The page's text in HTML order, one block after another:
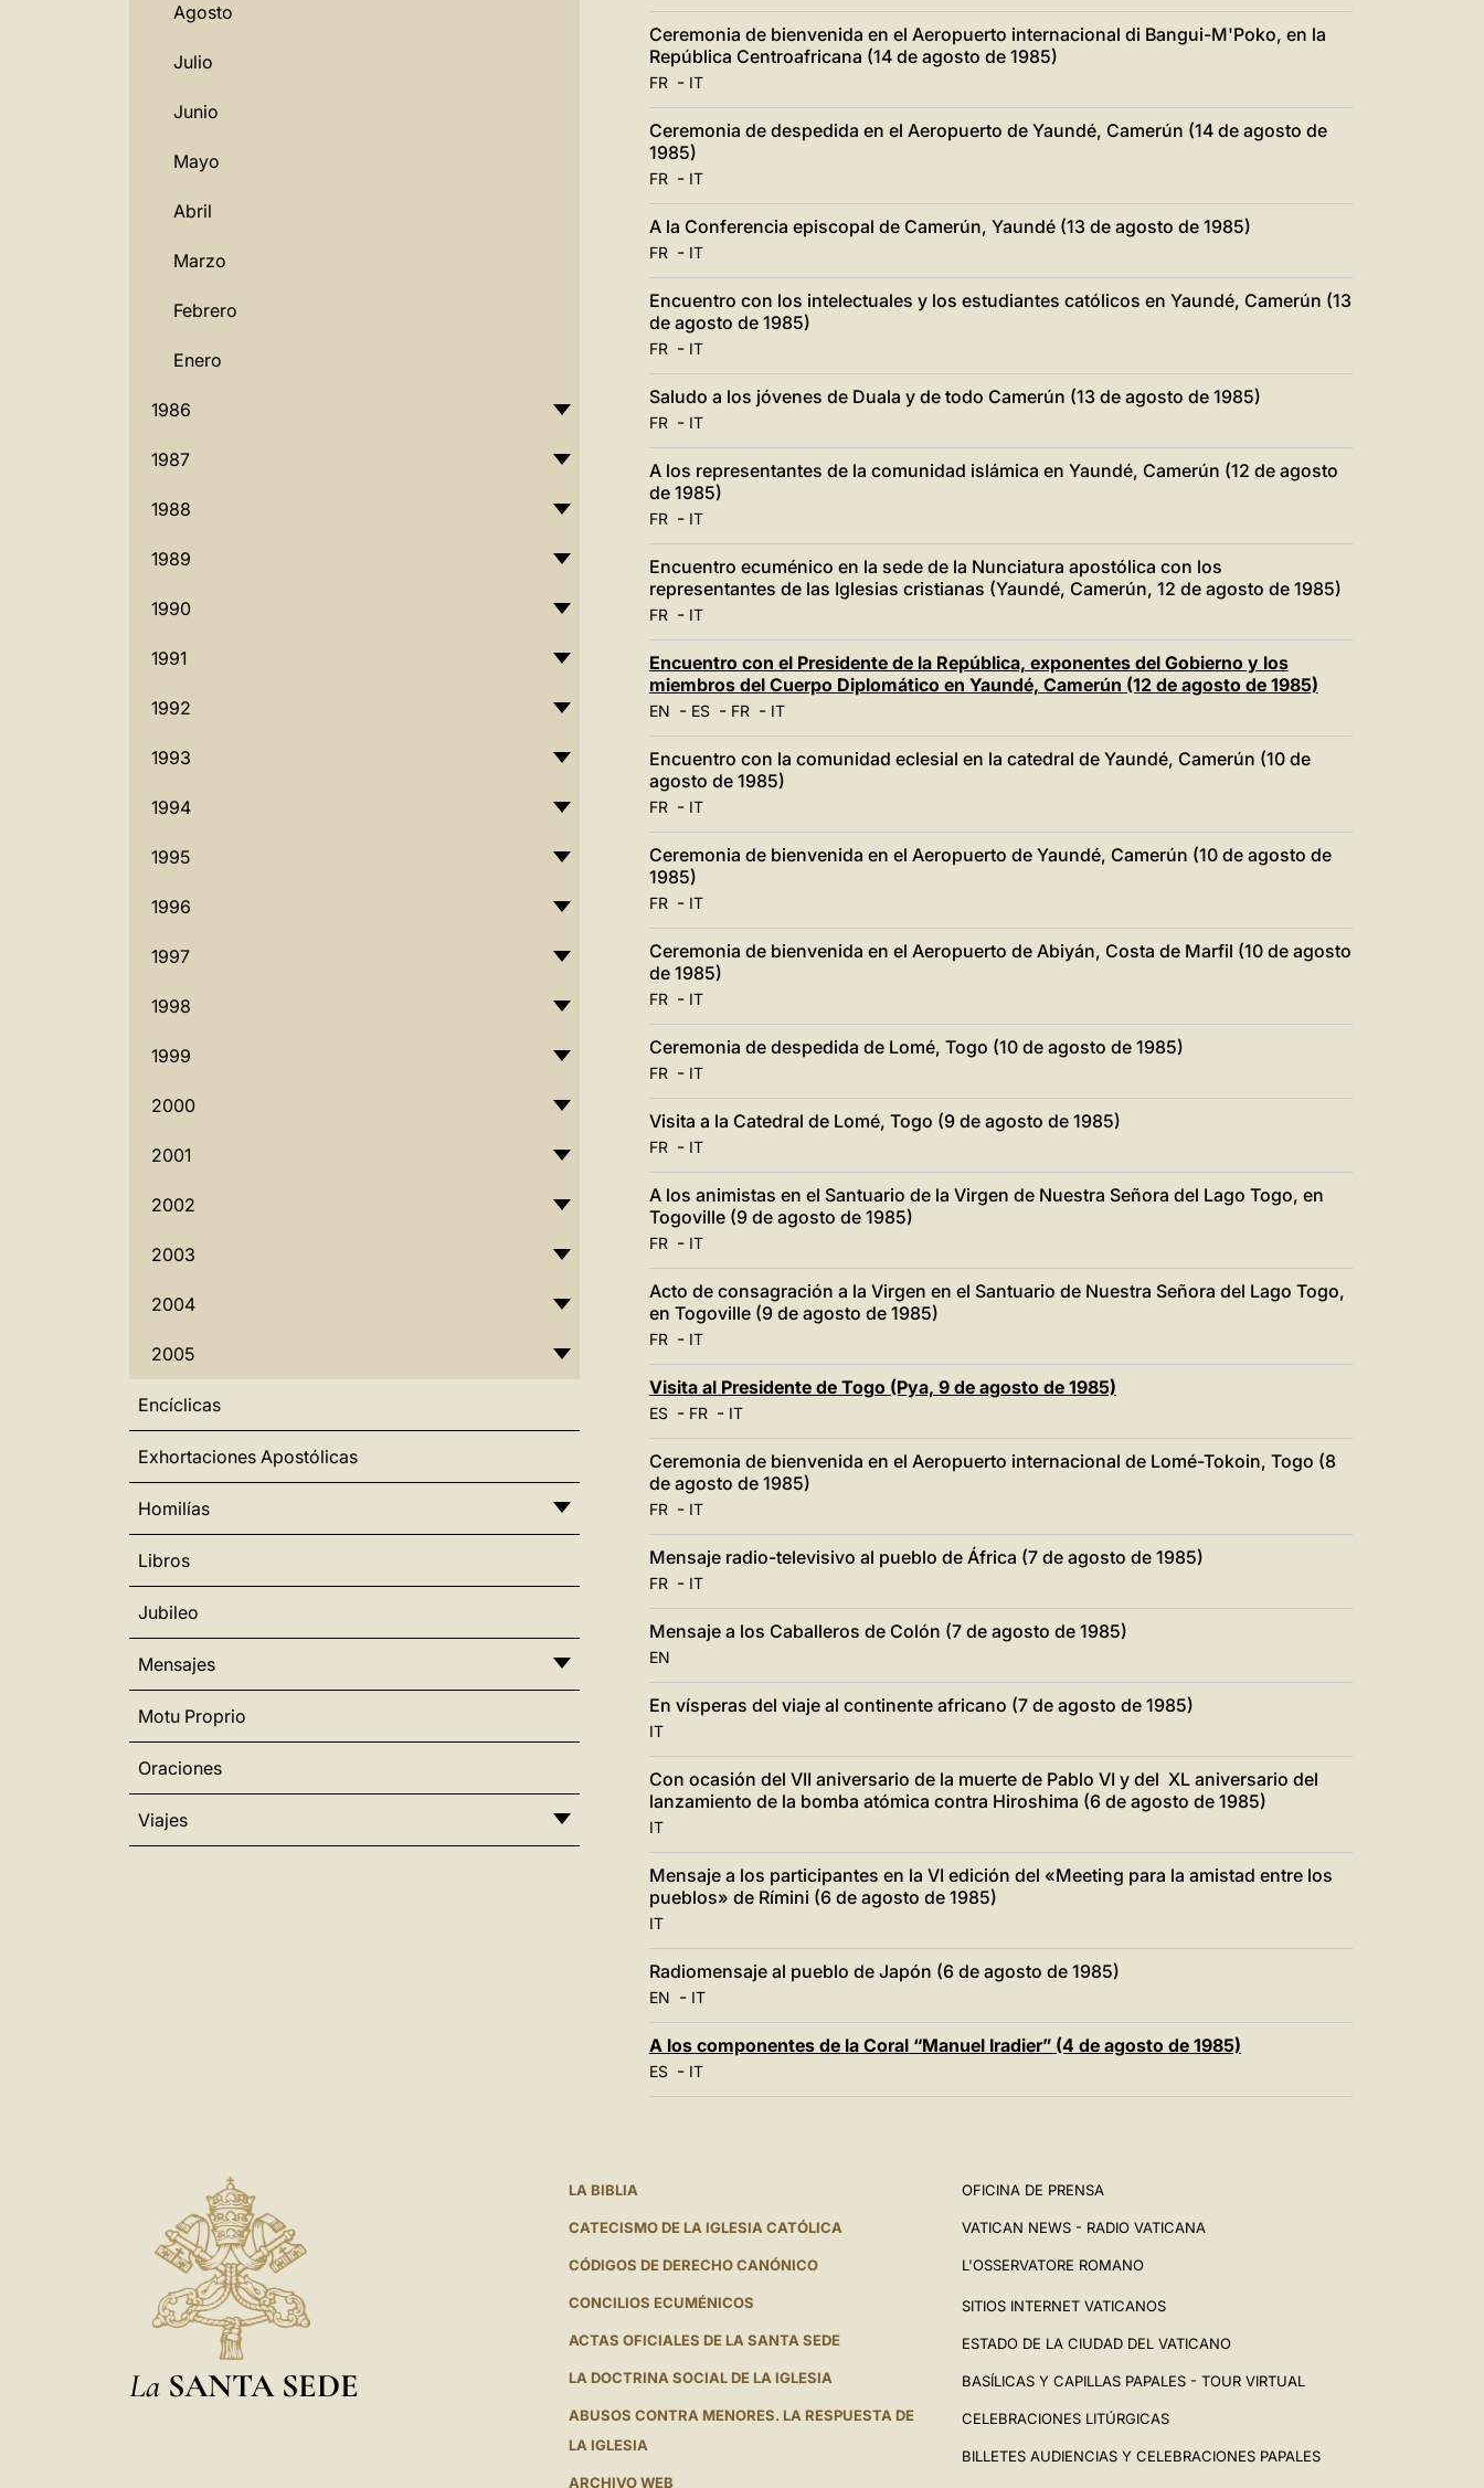
Agosto
Julio
Junio
Mayo
Abril
Marzo
Febrero
Enero
1986
1987
1988
1989
1990
1991
1992
1993
1994
1995
1996
1997
1998
1999
2000
2001
2002
2003
2004
2005
Encíclicas
Exhortaciones Apostólicas
Homilías
Libros
Jubileo
Mensajes
Motu Proprio
Oraciones
Viajes
Ceremonia de bienvenida en el Aeropuerto internacional di Bangui-M'Poko, en la
República Centroafricana (14 de agosto de 1985)
FR- IT
Ceremonia de despedida en el Aeropuerto de Yaundé, Camerún (14 de agosto de
1985)
FR- IT
A la Conferencia episcopal de Camerún, Yaundé (13 de agosto de 1985)
FR- IT
Encuentro con los intelectuales y los estudiantes católicos en Yaundé, Camerún (13
de agosto de 1985)
FR- IT
Saludo a los jóvenes de Duala y de todo Camerún (13 de agosto de 1985)
FR- IT
A los representantes de la comunidad islámica en Yaundé, Camerún (12 de agosto
de 1985)
FR- IT
Encuentro ecuménico en la sede de la Nunciatura apostólica con los
representantes de las Iglesias cristianas (Yaundé, Camerún, 12 de agosto de 1985)
FR- IT
Encuentro con el Presidente de la República, exponentes del Gobierno y los
miembros del Cuerpo Diplomático en Yaundé, Camerún (12 de agosto de 1985)
EN - ES- FR- IT
Encuentro con la comunidad eclesial en la catedral de Yaundé, Camerún (10 de
agosto de 1985)
FR- IT
Ceremonia de bienvenida en el Aeropuerto de Yaundé, Camerún (10 de agosto de
1985)
FR- IT
Ceremonia de bienvenida en el Aeropuerto de Abiyán, Costa de Marfil (10 de agosto
de 1985)
FR- IT
Ceremonia de despedida de Lomé, Togo (10 de agosto de 1985)
FR- IT
Visita a la Catedral de Lomé, Togo (9 de agosto de 1985)
FR- IT
A los animistas en el Santuario de la Virgen de Nuestra Señora del Lago Togo, en
Togoville (9 de agosto de 1985)
FR- IT
Acto de consagración a la Virgen en el Santuario de Nuestra Señora del Lago Togo,
en Togoville (9 de agosto de 1985)
FR- IT
Visita al Presidente de Togo (Pya, 9 de agosto de 1985)
ES- FR- IT
Ceremonia de bienvenida en el Aeropuerto internacional de Lomé-Tokoin, Togo (8
de agosto de 1985)
FR- IT
Mensaje radio-televisivo al pueblo de África (7 de agosto de 1985)
FR- IT
Mensaje a los Caballeros de Colón (7 de agosto de 1985)
EN
En vísperas del viaje al continente africano (7 de agosto de 1985)
IT
Con ocasión del VII aniversario de la muerte de Pablo VI y del XL aniversario del
lanzamiento de la bomba atómica contra Hiroshima (6 de agosto de 1985)
IT
Mensaje a los participantes en la VI edición del «Meeting para la amistad entre los
pueblos» de Rímini (6 de agosto de 1985)
IT
Radiomensaje al pueblo de Japón (6 de agosto de 1985)
EN - IT
A los componentes de la Coral “Manuel Iradier” (4 de agosto de 1985)
ES- IT
La SANTA SEDE
LA BIBLIA
CATECISMO DE LA IGLESIA CATÓLICA
CÓDIGOS DE DERECHO CANÓNICO
CONCILIOS ECUMÉNICOS
ACTAS OFICIALES DE LA SANTA SEDE
LA DOCTRINA SOCIAL DE LA IGLESIA
ABUSOS CONTRA MENORES. LA RESPUESTA DE
LA IGLESIA
ARCHIVO WEB
OFICINA DE PRENSA
VATICAN NEWS - RADIO VATICANA
L'OSSERVATORE ROMANO
SITIOS INTERNET VATICANOS
ESTADO DE LA CIUDAD DEL VATICANO
BASÍLICAS Y CAPILLAS PAPALES - TOUR VIRTUAL
CELEBRACIONES LITÚRGICAS
BILLETES AUDIENCIAS Y CELEBRACIONES PAPALES